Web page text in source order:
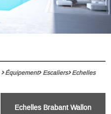
Équipement Escaliers Echelles
Echelles Brabant Wallon